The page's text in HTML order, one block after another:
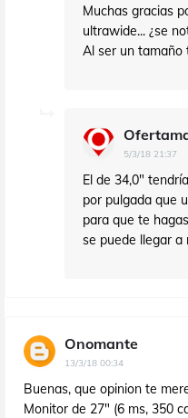
Muchas gracias
ultrawide... ¿se
Al ser un tamaño
5/3/18 21:37
El de 34,0"
por pulgada que
para que te
se puede llegar a
Onomante
13/3/18 00:34
Buenas, que opinion te
Monitor de 27" (6 ms, 350